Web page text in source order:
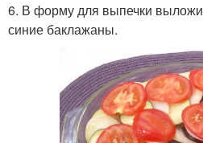
6. В форму для выпечки
синие баклажаны.